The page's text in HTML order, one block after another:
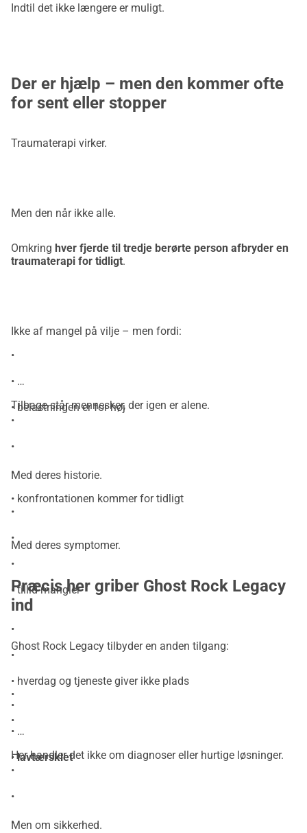
Indtil det ikke længere er muligt.
Der er hjælp – men den kommer ofte
for sent eller stopper
Traumaterapi virker.
Men den når ikke alle.
Omkring hver fjerde til tredje berørte person afbryder en
traumaterapi for tidligt.
Ikke af mangel på vilje – men fordi:
•
•
• belastningen er for høj
•
•
•
• konfrontationen kommer for tidligt
•
•
•
• tillid mangler
•
•
•
• hverdag og tjeneste giver ikke plads
•
•
Tilbage står mennesker, der igen er alene.
Med deres historie.
Med deres symptomer.
Præcis her griber Ghost Rock Legacy
ind
Ghost Rock Legacy tilbyder en anden tilgang:
•
•
•lavtærsklet
•
•
•
Her handler det ikke om diagnoser eller hurtige løsninger.
Men om sikkerhed.